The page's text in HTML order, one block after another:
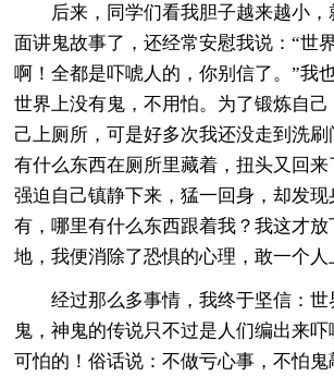
后来，同学们看我胆子越来越小
面讲鬼故事了，还经常安慰我说：“世
啊！全都是吓唬人的，你别信了。”我
世界上没有鬼，不用怕。为了锻炼自己
己上厕所，可是好多次我还没走到洗刷
有什么东西在厕所里藏着，扭头又回
强迫自己镇静下来，猛一回身，却发
有，哪里有什么东西跟着我？我这才
地，我便消除了恐惧的心理，敢一个人
经过那么多事情，我终于坚信：
鬼，神鬼的传说只不过是人们编出来
可怕的！俗话说：不做亏心事，不怕